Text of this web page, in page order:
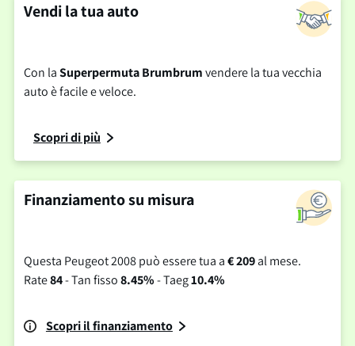
Vendi la tua auto
Con laSuperpermuta Brumbrumvendere la tua vecchia
auto è facile e veloce.
Scopri di più
Finanziamento su misura
Questa Peugeot 2008 può essere tua a€ 209al mese.
Rate84- Tan fisso8.45%- Taeg10.4%
Scopri il finanziamento